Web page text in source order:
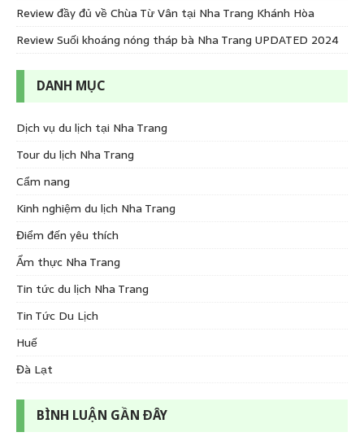
Review đầy đủ về Chùa Từ Vân tại Nha Trang Khánh Hòa
Review Suối khoáng nóng tháp bà Nha Trang UPDATED 2024
DANH MỤC
Dịch vụ du lịch tại Nha Trang
Tour du lịch Nha Trang
Cẩm nang
Kinh nghiệm du lịch Nha Trang
Điểm đến yêu thích
Ẩm thực Nha Trang
Tin tức du lịch Nha Trang
Tin Tức Du Lịch
Huế
Đà Lạt
BÌNH LUẬN GẦN ĐÂY